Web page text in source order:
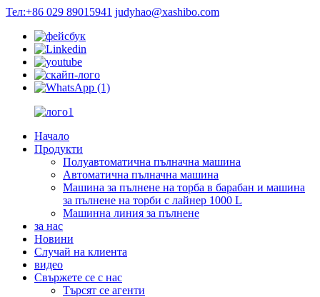
Тел:+86 029 89015941 judyhao@xashibo.com
Начало
Продукти
Полуавтоматична пълначна машина
Автоматична пълначна машина
Машина за пълнене на торба в барабан и машина
за пълнене на торби с лайнер 1000 L
Машинна линия за пълнене
за нас
Новини
Случай на клиента
видео
Свържете се с нас
Търсят се агенти